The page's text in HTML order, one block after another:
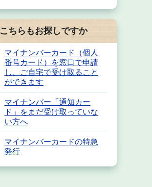
こちらもお探しですか
マイナンバーカード（個人
番号カード）を窓口で申請
し、ご自宅で受け取ること
ができます
マイナンバー「通知カー
ド」をまだ受け取っていな
い方へ
マイナンバーカードの特急
発行